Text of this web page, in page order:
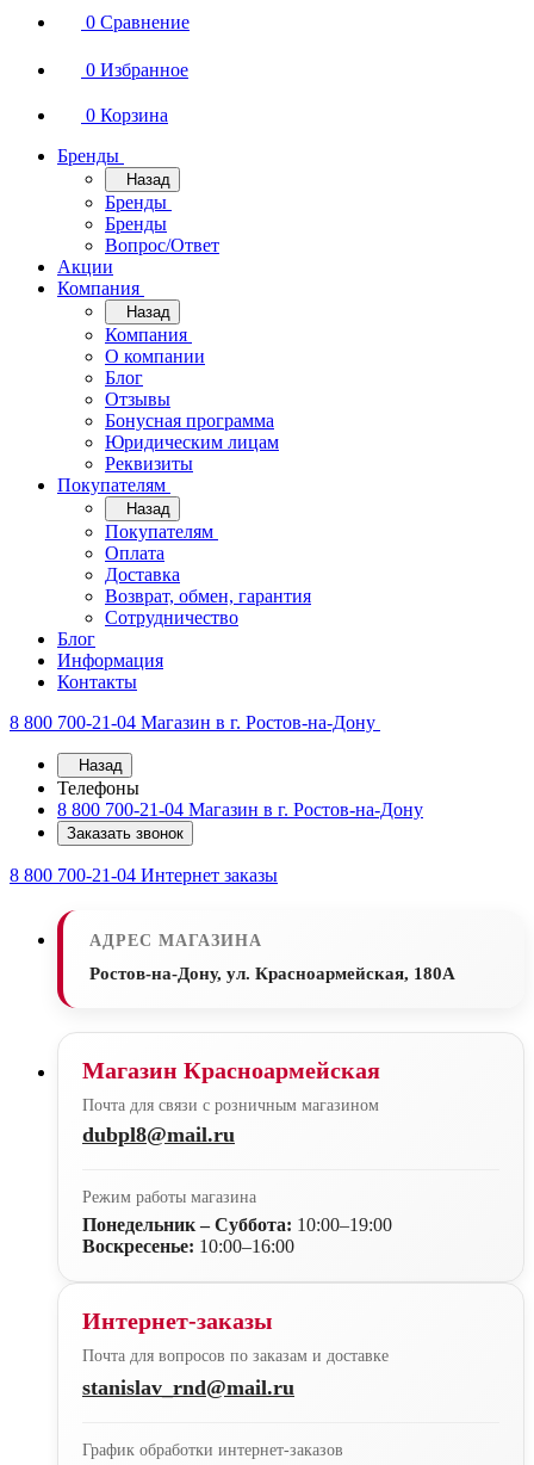
0 Сравнение
0 Избранное
0 Корзина
Бренды
Назад
Бренды
Бренды
Вопрос/Ответ
Акции
Компания
Назад
Компания
О компании
Блог
Отзывы
Бонусная программа
Юридическим лицам
Реквизиты
Покупателям
Назад
Покупателям
Оплата
Доставка
Возврат, обмен, гарантия
Сотрудничество
Блог
Информация
Контакты
8 800 700-21-04 Магазин в г. Ростов-на-Дону
Назад
Телефоны
8 800 700-21-04 Магазин в г. Ростов-на-Дону
Заказать звонок
8 800 700-21-04 Интернет заказы
АДРЕС МАГАЗИНА
Ростов-на-Дону, ул. Красноармейская, 180А
Магазин Красноармейская
Почта для связи с розничным магазином
dubpl8@mail.ru
Режим работы магазина
Понедельник – Суббота: 10:00–19:00
Воскресенье: 10:00–16:00
Интернет-заказы
Почта для вопросов по заказам и доставке
stanislav_rnd@mail.ru
График обработки интернет-заказов